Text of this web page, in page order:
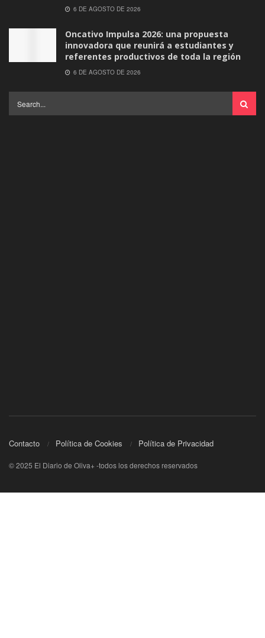
6 DE AGOSTO DE 2026
Oncativo Impulsa 2026: una propuesta
innovadora que reunirá a estudiantes y
referentes productivos de toda la región
6 DE AGOSTO DE 2026
Contacto Política de Cookies Política de Privacidad
© 2025 El Diario de Oliva+ -todos los derechos reservados